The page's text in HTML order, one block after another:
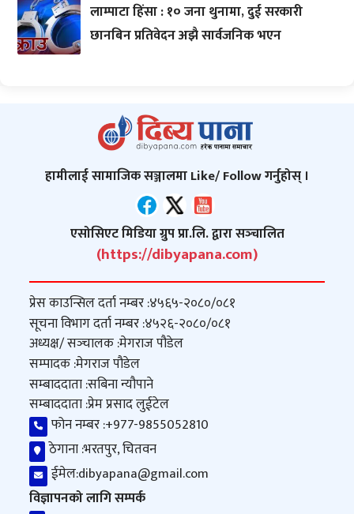
लाम्पाटा हिंसा : १० जना थुनामा, दुई सरकारी
छानबिन प्रतिवेदन अझै सार्वजनिक भएन
हामीलाई सामाजिक सञ्जालमा Like/ Follow गर्नुहोस् ।
एसोसिएट मिडिया ग्रुप प्रा.लि. द्वारा सञ्‍चालित
(https://dibyapana.com)
प्रेस काउन्सिल दर्ता नम्बर :४५६५-२०८०/०८१
सूचना विभाग दर्ता नम्बर :४५२६-२०८०/०८१
अध्यक्ष/ सञ्‍चालक :मेगराज पौडेल
सम्पादक :मेगराज पौडेल
सम्बाददाता :सबिना न्यौपाने
सम्बाददाता :प्रेम प्रसाद लुईटेल
फोन नम्बर :+977-9855052810
ठेगाना :भरतपुर, चितवन
ईमेल:dibyapana@gmail.com
विज्ञापनको लागि सम्पर्क